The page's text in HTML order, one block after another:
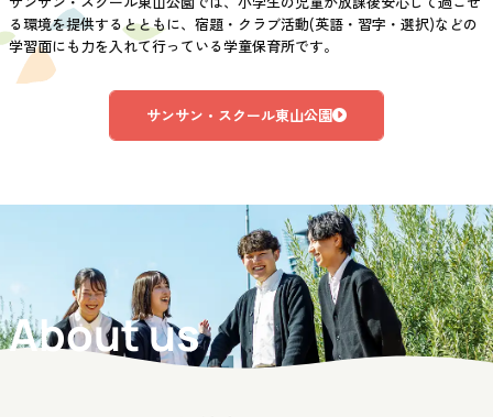
る環境を提供するとともに、宿題・クラブ活動(英語・習字・選択)などの
学習面にも力を入れて行っている学童保育所です。
サンサン・スクール東山公園
About us